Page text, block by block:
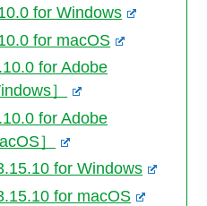
for Windows
for macOS
for Adobe
］
for Adobe
］
for Windows
for macOS